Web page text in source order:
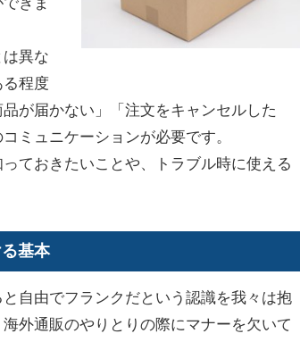
異な
る程度
が届かない」「注文をキャンセルした
ミュニケーションが必要です。
ておきたいことや、トラブル時に使える
基本
自由でフランクだという認識を我々は抱
外通販のやりとりの際にマナーを欠いて